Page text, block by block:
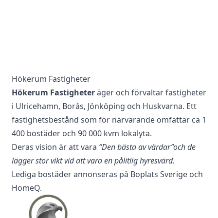
Hökerum Fastigheter
Hökerum Fastigheteräger och förvaltar fastigheter
i Ulricehamn, Borås, Jönköping och Huskvarna. Ett
fastighetsbestånd som för närvarande omfattar ca 1
400 bostäder och 90 000 kvm lokalyta.
Deras vision är att vara “Den bästa av värdar”och de
lägger stor vikt vid att vara en pålitlig hyresvärd.
Lediga bostäder annonseras på Boplats Sverige och
HomeQ.